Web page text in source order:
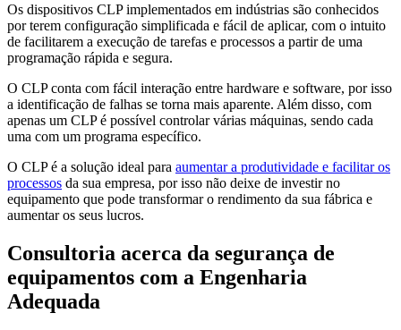
Os dispositivos CLP implementados em indústrias são conhecidos
por terem configuração simplificada e fácil de aplicar, com o intuito
de facilitarem a execução de tarefas e processos a partir de uma
programação rápida e segura.
O CLP conta com fácil interação entre hardware e software, por isso
a identificação de falhas se torna mais aparente. Além disso, com
apenas um CLP é possível controlar várias máquinas, sendo cada
uma com um programa específico.
O CLP é a solução ideal para aumentar a produtividade e facilitar os
processos da sua empresa, por isso não deixe de investir no
equipamento que pode transformar o rendimento da sua fábrica e
aumentar os seus lucros.
Consultoria acerca da segurança de
equipamentos com a Engenharia
Adequada